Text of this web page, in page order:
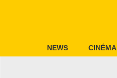
NEWS CINÉMA